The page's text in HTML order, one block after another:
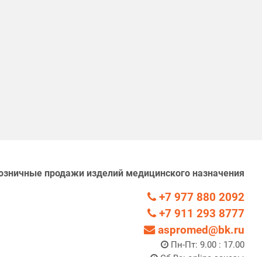
продажи изделий медицинского назначения
+7 977 880 2092
+7 911 293 8777
aspromed@bk.ru
Пн-Пт: 9.00 : 17.00